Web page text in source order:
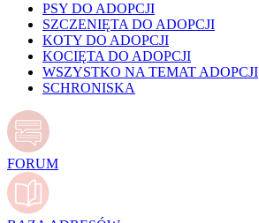
PSY DO ADOPCJI
SZCZENIĘTA DO ADOPCJI
KOTY DO ADOPCJI
KOCIĘTA DO ADOPCJI
WSZYSTKO NA TEMAT ADOPCJI
SCHRONISKA
FORUM